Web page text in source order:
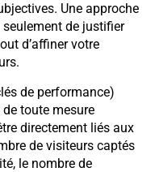
Une approche
de justifier
d’affiner votre
de performance)
toute mesure
directement liés aux
de visiteurs captés
le nombre de